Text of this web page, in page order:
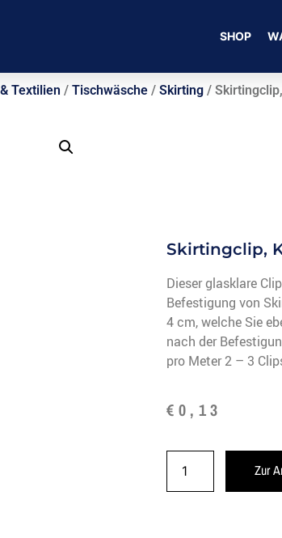
SHOP
Textilien / Tischwäsche/ Skirting/
Skirtingclip,
Dieser glasklare
Befestigung von
4 cm, welche Sie
nach der
pro Meter 2 – 3
€ 0,13
Zur